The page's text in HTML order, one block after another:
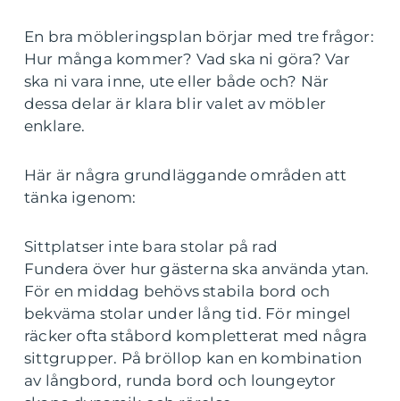
En bra möbleringsplan börjar med tre frågor:
Hur många kommer? Vad ska ni göra? Var
ska ni vara inne, ute eller både och? När
dessa delar är klara blir valet av möbler
enklare.
Här är några grundläggande områden att
tänka igenom:
Sittplatser inte bara stolar på rad
Fundera över hur gästerna ska använda ytan.
För en middag behövs stabila bord och
bekväma stolar under lång tid. För mingel
räcker ofta ståbord kompletterat med några
sittgrupper. På bröllop kan en kombination
av långbord, runda bord och loungeytor